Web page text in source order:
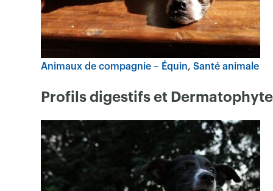
Animaux de compagnie – Équin Santé animale
Profils digestifs et